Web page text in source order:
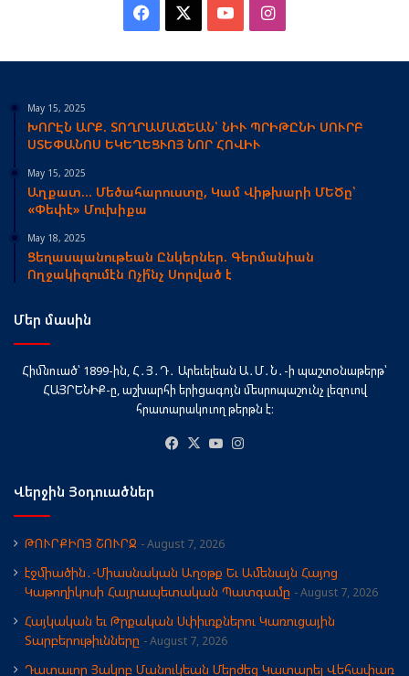
Facebook YouTubeInstagram
May 15, 2025
ԽՈՐԷՆ ԱՐՔ. ՏՈՂՐԱՄԱՃԵԱՆ՝ ՆԻՒ ՊՐԻԹԸՆԻ ՍՈՒՐԲ
ՍՏԵՓԱՆՈՍ ԵԿԵՂԵՑՒՈՅ ՆՈՐ ՀՈՎԻՒ
May 15, 2025
Աղքատ… Մեծահարուստը, Կամ Վիթխարի ՄԵԾը՝
«Փեփէ» Մուխիքա
May 18, 2025
Ցեղասպանութեան Ընկերներ. Գերմանիան
Ողջակիզումէն Ոչի՞նչ Սորված է
Մեր մասին
Հիմնուած՝ 1899-ին, Հ․Յ․Դ․ Արեւելեան Ա․Մ․Ն․-ի պաշտօնաթերթ՝
ՀԱՅՐԵՆԻՔ-ը, աշխարհի երիցագոյն մեսրոպաշունչ լեզուով
հրատարակուող թերթն է։
Facebook
X YouTube
Վերջին Յօդուածներ
ԹՈՒՐՔԻՈՅ ՇՈՒՐՋ August 7, 2026
էջմիածին․-Միասնական Աղօթք Եւ Ամենայն Հայոց
Կաթողիկոսի Հայրապետական Պատգամը
August 7, 2026
Հայկական եւ Թրքական Սփիւռքներու Կառուցային
Տարբերութիւնները
August 7, 2026
Դատաւոր Յակոբ Մանուկեան Մերժեց Կատարել Վեհափառ